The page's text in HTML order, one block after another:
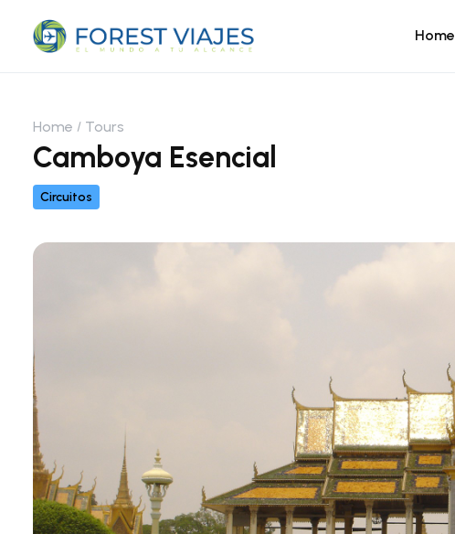
Home
Home Tours
Camboya Esencial
Circuitos